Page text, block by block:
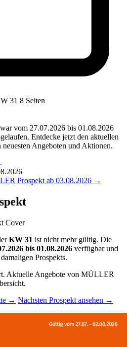
31 8 Seiten
vom 27.07.2026 bis 01.08.2026
Entdecke jetzt den aktuellen
Angeboten und Aktionen.
Prospekt ab 03.08.2026 →
KW 31 ist nicht mehr gültig. Die
bis 01.08.2026 verfügbar und
Prospekts.
Aktuelle Angebote von MÜLLER
→ Nächsten Prospekt ansehen →